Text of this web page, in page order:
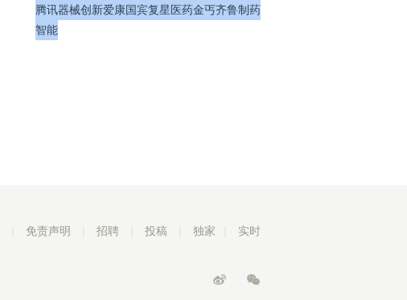
腾讯器械创新爱康国宾复星医药金丐齐鲁制药
智能
免责声明 招聘 投稿 独家 实时